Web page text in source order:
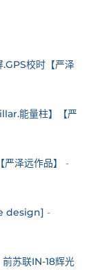
校时【严泽
能量柱】【严
泽远作品】
-
design] -
苏联IN-18辉光